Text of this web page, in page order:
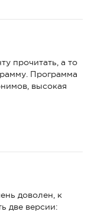
прочитать, а то
Программа
высокая
доволен, к
две версии: